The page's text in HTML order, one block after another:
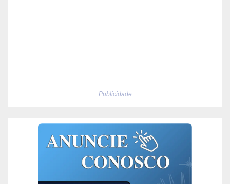
Publicidade